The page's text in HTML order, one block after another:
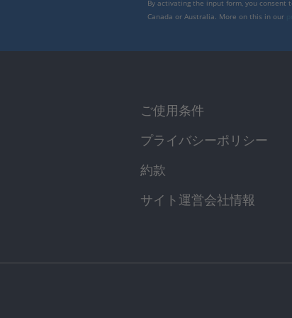
By activating the input form, you consent
Canada or Australia. More on this in our
ご使用条件
プライバシーポリシー
約款
サイト運営会社情報